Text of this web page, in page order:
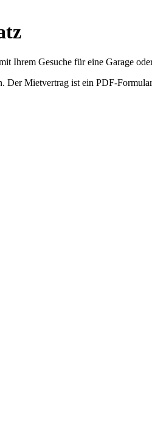
Ihrem Gesuche für eine Garage
Der Mietvertrag ist ein PDF-